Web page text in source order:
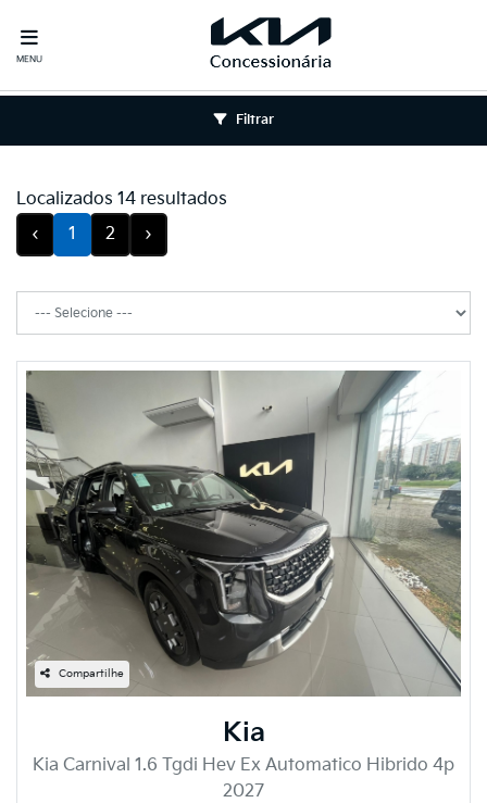
MENU
Localizados 14 resultados
‹
1 2 ›
Filtrar
Compartilhe
Kia
Kia Carnival 1.6 Tgdi Hev Ex Automatico Hibrido 4p
2027